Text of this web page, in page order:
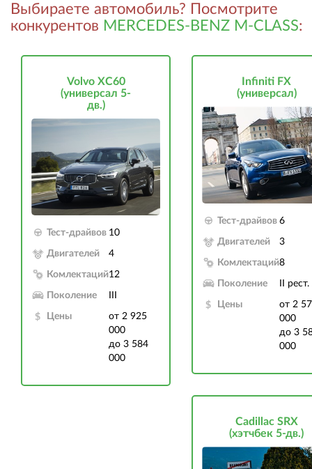
Выбираете автомобиль? Посмотрите
конкурентов MERCEDES-BENZ M-CLASS:
Volvo XC60
(универсал 5-
дв.)
Тест-драйвов 10
Двигателей 4
Комлектаций12
Поколение
Цены
от 2 925
000
до 3 584
000
Infiniti FX
(универсал)
Тест-драйвов 6
Двигателей 3
Комлектаций8
Поколение II рест.
Цены
от 2
000
до 3
000
Cadillac SRX
(хэтчбек 5-дв.)